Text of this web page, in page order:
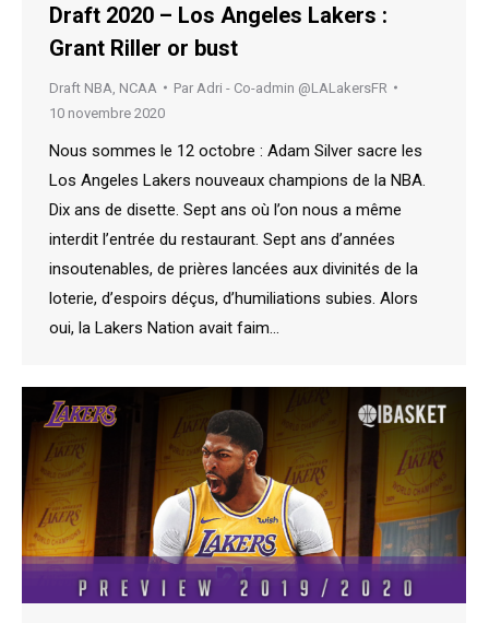
Draft 2020 – Los Angeles Lakers :
Grant Riller or bust
Draft NBA NCAA Par Adri - Co-admin @LALakersFR
10 novembre 2020
Nous sommes le 12 octobre : Adam Silver sacre les
Los Angeles Lakers nouveaux champions de la NBA.
Dix ans de disette. Sept ans où l’on nous a même
interdit l’entrée du restaurant. Sept ans d’années
insoutenables, de prières lancées aux divinités de la
loterie, d’espoirs déçus, d’humiliations subies. Alors
oui, la Lakers Nation avait faim…